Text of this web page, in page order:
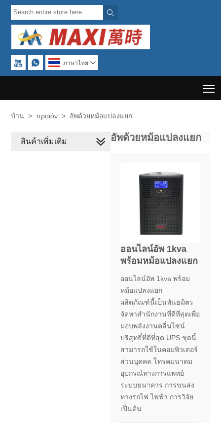

  ภาษาไทย 
บ้าน > προϊόν > อัพด้วยหม้อแปลงแยก
อัพด้วยหม้อแปลงแยก
ออนไลน์อัพ 1kva
พร้อมหม้อแปลงแยก
ออนไลน์อัพ 1kva พร้อม
หม้อแปลงแยก
ผลิตภัณฑ์นี้เป็นพันธมิตร
จัดหาสำนักงานที่ดีที่สุดเพื่อ
มอบพลังงานคลื่นไซน์
บริสุทธิ์ที่ดีที่สุด UPS ชุดนี้
สามารถใช้ในคอมพิวเตอร์
ส่วนบุคคล โทรคมนาคม
อุปกรณ์ทางการแพทย์
ระบบธนาคาร การขนส่ง
ทางรถไฟ ไฟฟ้า การวิจัย
เป็นต้น
สินค้าเพิ่มเติม